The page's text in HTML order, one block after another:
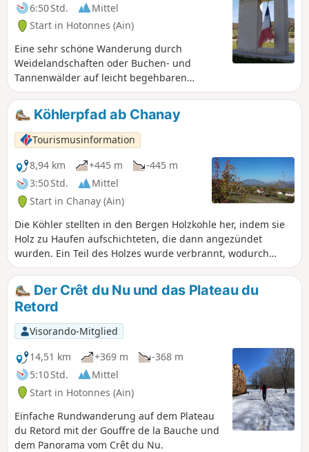
6:50 Std.
Mittel
Start in Hotonnes (Ain)
Eine sehr schöne Wanderung durch
Weidelandschaften oder Buchen- und
Tannenwälder auf leicht begehbaren
Wegen. Der Weg wurde in Zusammenarbeit
mit dem Museum für Widerstand und
Deportation in Nantua angelegt und führt
an fünf Bauernhöfen vorbei, in denen sich
1943-1944 der Maquis auf dem Plateau von
Retord zwischen dem Dorf Hotonnes und
der Station Les Plans d'Hotonnes
niedergelassen hatte. Fünf Tafeln
beschreiben die Geschichte dieses Maquis.
Köhlerpfad ab Chanay
Tourismusinformation
8,94 km
+445 m
-445 m
3:50 Std.
Mittel
Start in Chanay (Ain)
Die Köhler stellten in den Bergen Holzkohle her, indem sie
Holz zu Haufen aufschichteten, die dann angezündet
wurden. Ein Teil des Holzes wurde verbrannt, wodurch
Sauerstoff verbraucht wurde; die Hitze des Holzes
verwandelte dann den Rest des Holzes in Kohle. Dieser
Vorgang wurde direkt im Wald, so nah wie möglich an der
Rohstoffquelle, durchgeführt. Die Wälder der Michaille
lieferten, wie viele andere französische Wälder auch, diese
Holzkohle, die bis Mitte des 20. Jahrhunderts zum Heizen
und Kochen verwendet wurde.
Der Crêt du Nu und das Plateau du
Retord
Visorando-Mitglied
14,51 km
+369 m
-368 m
5:10 Std.
Mittel
Start in Hotonnes (Ain)
Einfache Rundwanderung auf dem Plateau
du Retord mit der Gouffre de la Bauche und
dem Panorama vom Crêt du Nu.